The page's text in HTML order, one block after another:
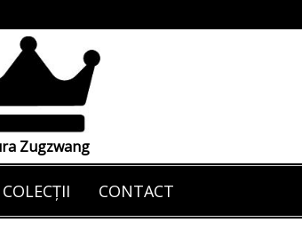
Zugzwang
COLECȚII CONTACT